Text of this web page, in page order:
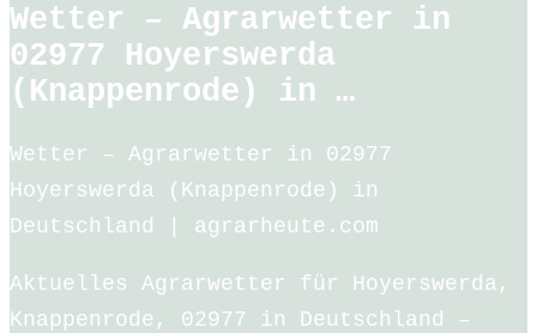
Wetter – Agrarwetter in
02977 Hoyerswerda
(Knappenrode) in …
Wetter – Agrarwetter in 02977
Hoyerswerda (Knappenrode) in
Deutschland | agrarheute.com
Aktuelles Agrarwetter für Hoyerswerda,
Knappenrode, 02977 in Deutschland –